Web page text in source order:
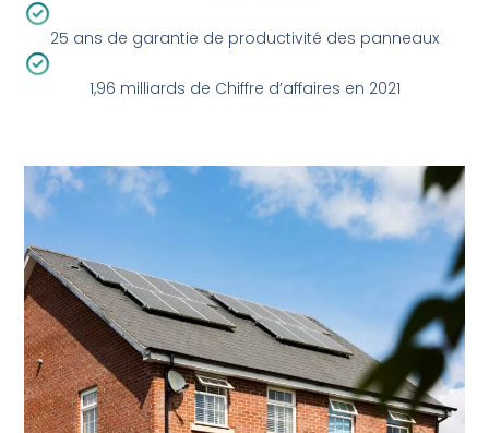
25 ans de garantie de productivité des panneaux
1,96 milliards de Chiffre d’affaires en 2021